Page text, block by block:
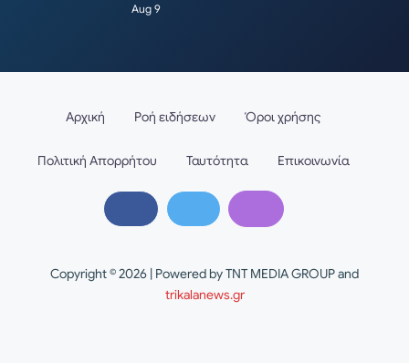
Aug 9
Copyright © 2026 | Powered by TNT MEDIA GROUP and
trikalanews.gr
Αρχική Ροή ειδήσεων Όροι χρήσης
Πολιτική Απορρήτου Ταυτότητα Επικοινωνία